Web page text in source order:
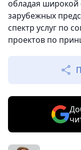
обладая широкой
зарубежных
спектр услуг по
проектов по